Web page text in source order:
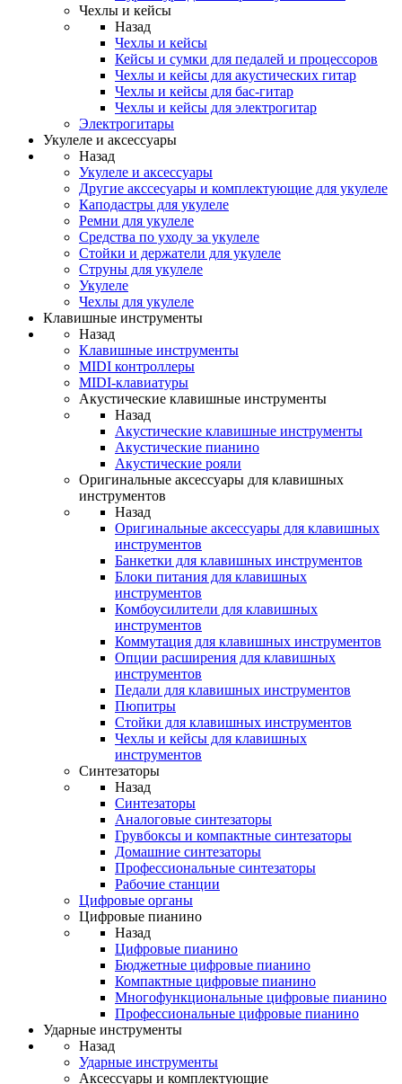
Чехлы и кейсы
Назад
Чехлы и кейсы
Кейсы и сумки для педалей и процессоров
Чехлы и кейсы для акустических гитар
Чехлы и кейсы для бас-гитар
Чехлы и кейсы для электрогитар
Электрогитары
Укулеле и аксессуары
Назад
Укулеле и аксессуары
Другие акссесуары и комплектующие для укулеле
Каподастры для укулеле
Ремни для укулеле
Средства по уходу за укулеле
Стойки и держатели для укулеле
Струны для укулеле
Укулеле
Чехлы для укулеле
Клавишные инструменты
Назад
Клавишные инструменты
MIDI контроллеры
MIDI-клавиатуры
Акустические клавишные инструменты
Назад
Акустические клавишные инструменты
Акустические пианино
Акустические рояли
Оригинальные аксессуары для клавишных
инструментов
Назад
Оригинальные аксессуары для клавишных
инструментов
Банкетки для клавишных инструментов
Блоки питания для клавишных
инструментов
Комбоусилители для клавишных
инструментов
Коммутация для клавишных инструментов
Опции расширения для клавишных
инструментов
Педали для клавишных инструментов
Пюпитры
Стойки для клавишных инструментов
Чехлы и кейсы для клавишных
инструментов
Синтезаторы
Назад
Синтезаторы
Аналоговые синтезаторы
Грувбоксы и компактные синтезаторы
Домашние синтезаторы
Профессиональные синтезаторы
Рабочие станции
Цифровые органы
Цифровые пианино
Назад
Цифровые пианино
Бюджетные цифровые пианино
Компактные цифровые пианино
Многофункциональные цифровые пианино
Профессиональные цифровые пианино
Ударные инструменты
Назад
Ударные инструменты
Аксессуары и комплектующие